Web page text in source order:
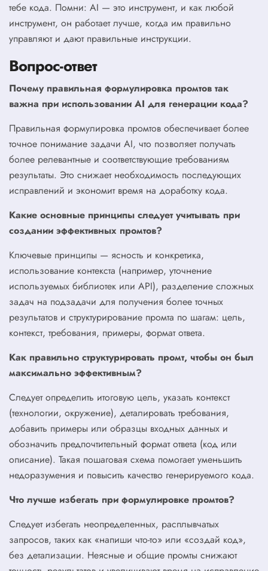
тебе кода. Помни: AI — это инструмент, и как любой
инструмент, он работает лучше, когда им правильно
управляют и дают правильные инструкции.
Вопрос-ответ
Почему правильная формулировка промтов так
важна при использовании AI для генерации кода?
Правильная формулировка промтов обеспечивает более
точное понимание задачи AI, что позволяет получать
более релевантные и соответствующие требованиям
результаты. Это снижает необходимость последующих
исправлений и экономит время на доработку кода.
Какие основные принципы следует учитывать при
создании эффективных промтов?
Ключевые принципы — ясность и конкретика,
использование контекста (например, уточнение
используемых библиотек или API), разделение сложных
задач на подзадачи для получения более точных
результатов и структурирование промта по шагам: цель,
контекст, требования, примеры, формат ответа.
Как правильно структурировать промт, чтобы он был
максимально эффективным?
Следует определить итоговую цель, указать контекст
(технологии, окружение), деталировать требования,
добавить примеры или образцы входных данных и
обозначить предпочтительный формат ответа (код или
описание). Такая пошаговая схема помогает уменьшить
недоразумения и повысить качество генерируемого кода.
Что лучше избегать при формулировке промтов?
Следует избегать неопределенных, расплывчатых
запросов, таких как «напиши что-то» или «создай код»,
без детализации. Неясные и общие промты снижают